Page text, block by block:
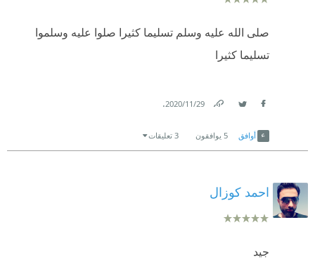
صلى الله عليه وسلم تسليما كثيرا صلوا عليه وسلموا
تسليما كثيرا
29‏/11‏/2020
.
أوافق 5 يوافقون 3 تعليقات
احمد كوزال
جيد